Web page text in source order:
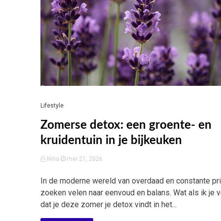
Lifestyle
Zomerse detox: een groente- en
kruidentuin in je bijkeuken
Nina mei 21, 2026
In de moderne wereld van overdaad en constante
zoeken velen naar eenvoud en balans. Wat als ik je
dat je deze zomer je detox vindt in het...